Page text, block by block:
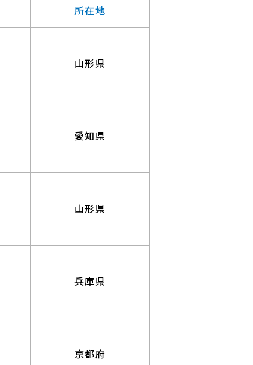
所在地
山形県
愛知県
山形県
兵庫県
京都府